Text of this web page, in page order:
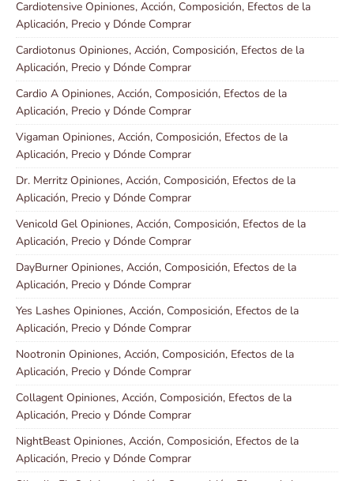
Cardiotensive Opiniones, Acción, Composición, Efectos de la
Aplicación, Precio y Dónde Comprar
Cardiotonus Opiniones, Acción, Composición, Efectos de la
Aplicación, Precio y Dónde Comprar
Cardio A Opiniones, Acción, Composición, Efectos de la
Aplicación, Precio y Dónde Comprar
Vigaman Opiniones, Acción, Composición, Efectos de la
Aplicación, Precio y Dónde Comprar
Dr. Merritz Opiniones, Acción, Composición, Efectos de la
Aplicación, Precio y Dónde Comprar
Venicold Gel Opiniones, Acción, Composición, Efectos de la
Aplicación, Precio y Dónde Comprar
DayBurner Opiniones, Acción, Composición, Efectos de la
Aplicación, Precio y Dónde Comprar
Yes Lashes Opiniones, Acción, Composición, Efectos de la
Aplicación, Precio y Dónde Comprar
Nootronin Opiniones, Acción, Composición, Efectos de la
Aplicación, Precio y Dónde Comprar
Collagent Opiniones, Acción, Composición, Efectos de la
Aplicación, Precio y Dónde Comprar
NightBeast Opiniones, Acción, Composición, Efectos de la
Aplicación, Precio y Dónde Comprar